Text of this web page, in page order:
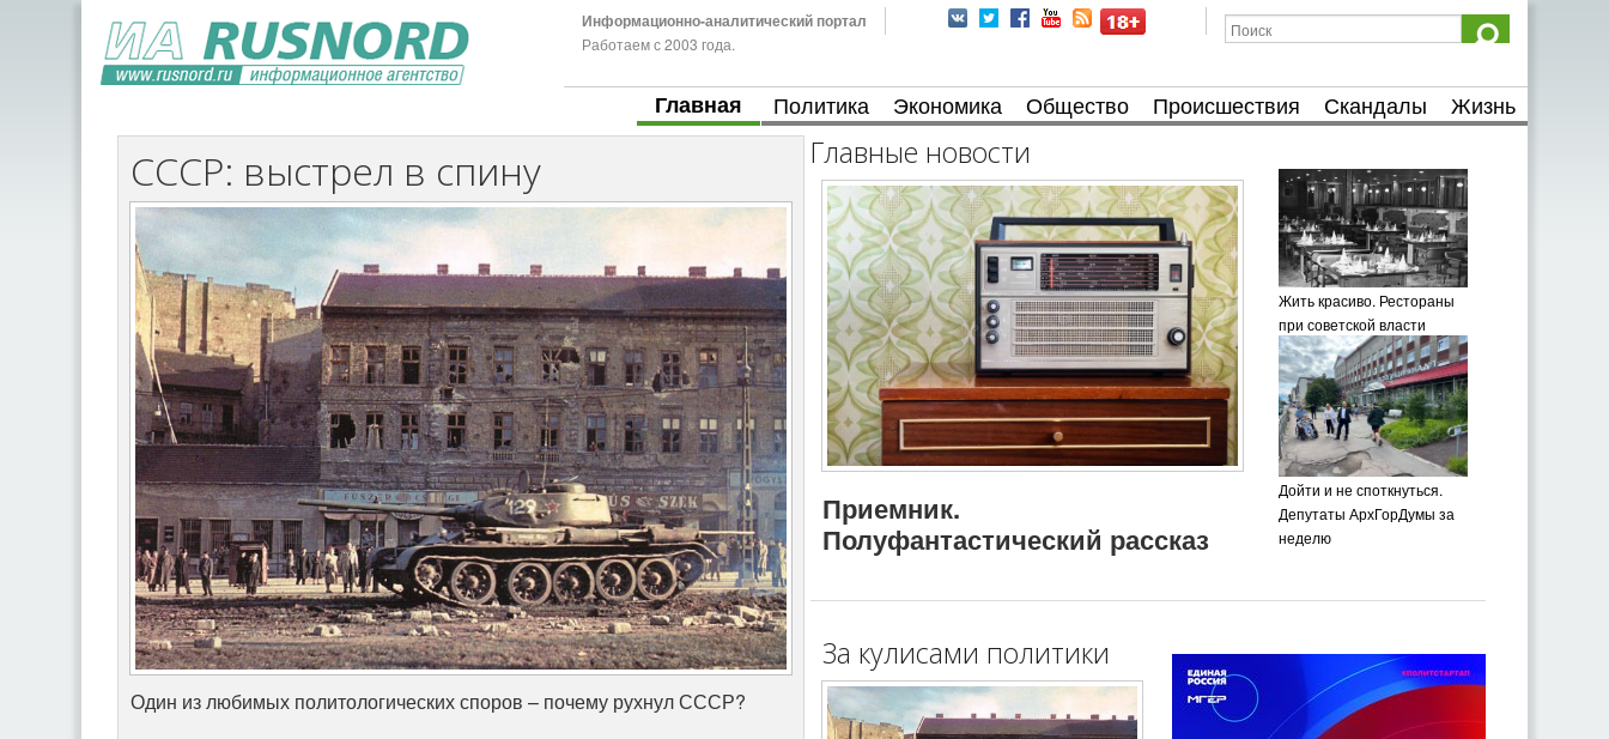
Информационно-аналитический портал
Работаем с 2003 года.
Главная Политика Экономика Общество Происшествия Скандалы Жизнь
СССР: выстрел в спину
Один из любимых политологических споров – почему рухнул СССР?
Главные новости
Приемник.
Полуфантастический рассказ
Жить красиво. Рестораны
при советской власти
Дойти и не споткнуться.
Депутаты АрхГорДумы за
неделю
За кулисами политики